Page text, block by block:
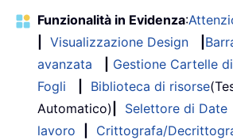
Funzionalità in Evidenza:
Visualizzazione Design
avanzata
Gestione Cartelle
Fogli
Biblioteca di risorse
Automatico)
Selettore di Date
lavoro
Crittografa/